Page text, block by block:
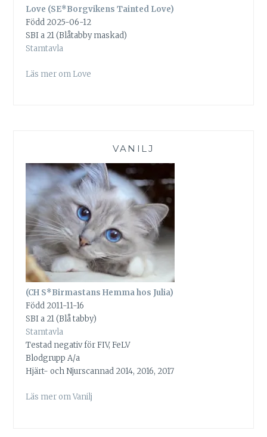
Love (SE*Borgvikens Tainted Love)
Född 2025-06-12
SBI a 21 (Blåtabby maskad)
Stamtavla
Läs mer om Love
VANILJ
(CH S*Birmastans Hemma hos Julia)
Född 2011-11-16
SBI a 21 (Blå tabby)
Stamtavla
Testad negativ för FIV, FeLV
Blodgrupp A/a
Hjärt- och Njurscannad 2014, 2016, 2017
Läs mer om Vanilj